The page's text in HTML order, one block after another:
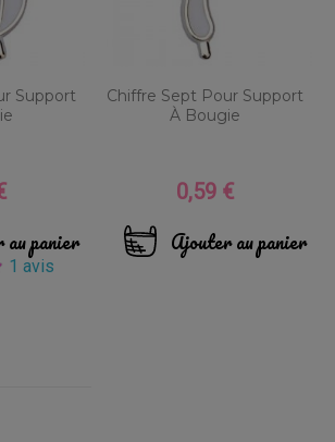
Support
panier
1 avis
Chiffre Sept Pour Support
À Bougie
Prix
0,59 €
Ajouter au panier